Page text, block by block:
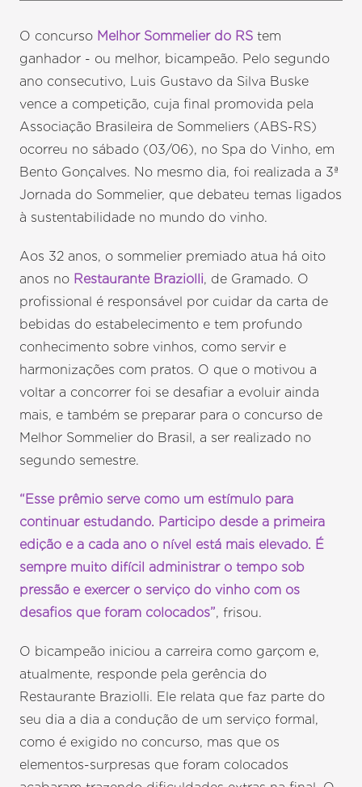
O concurso Melhor Sommelier do RStem
ganhador - ou melhor, bicampeão. Pelo segundo
ano consecutivo, Luis Gustavo da Silva Buske
vence a competição, cuja final promovida pela
Associação Brasileira de Sommeliers (ABS-RS)
ocorreu no sábado (03/06), no Spa do Vinho, em
Bento Gonçalves. No mesmo dia, foi realizada a 3ª
Jornada do Sommelier, que debateu temas ligados
à sustentabilidade no mundo do vinho.
Aos 32 anos, o sommelier premiado atua há oito
anos no Restaurante Braziolli, de Gramado. O
profissional é responsável por cuidar da carta de
bebidas do estabelecimento e tem profundo
conhecimento sobre vinhos, como servir e
harmonizações com pratos. O que o motivou a
voltar a concorrer foi se desafiar a evoluir ainda
mais, e também se preparar para o concurso de
Melhor Sommelier do Brasil, a ser realizado no
segundo semestre.
“Esse prêmio serve como um estímulo para
continuar estudando. Participo desde a primeira
edição e a cada ano o nível está mais elevado. É
sempre muito difícil administrar o tempo sob
pressão e exercer o serviço do vinho com os
desafios que foram colocados”, frisou.
O bicampeão iniciou a carreira como garçom e,
atualmente, responde pela gerência do
Restaurante Braziolli. Ele relata que faz parte do
seu dia a dia a condução de um serviço formal,
como é exigido no concurso, mas que os
elementos-surpresas que foram colocados